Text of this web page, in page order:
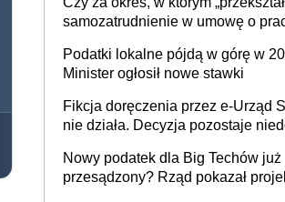
budynków i lokali związanych z
prowadzeniem działalności
samozatrudnienie w umowę o
umowy cywilnoprawnej jedynym
racjonalnym wyjściem
Podatki lokalne pójdą w górę w
Minister ogłosił nowe stawki
Fikcja doręczenia przez e-Urząd
nie działa. Decyzja pozostaje
Nowy podatek dla Big Techów już
przesądzony? Rząd pokazał